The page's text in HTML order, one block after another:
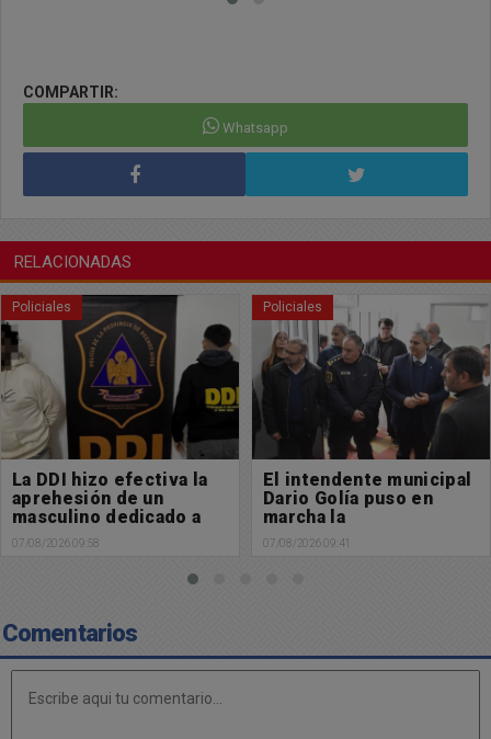
COMPARTIR:
Whatsapp
RELACIONADAS
Policiales
El intendente municipal
Dario Golía puso en
marcha la
Subdelegación de
07/08/2026 09:41
Policiales
Búsqueda de paradero:
Buscamos a Manuel
Cabral
06/08/2026 13:29
Comentarios